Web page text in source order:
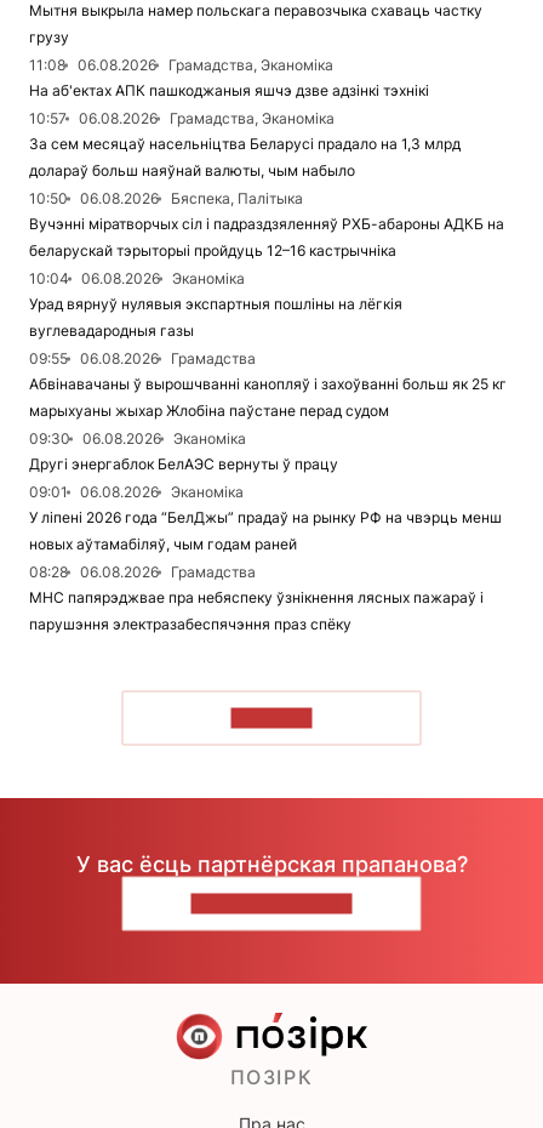
Мытня выкрыла намер польскага перавозчыка схаваць частку
грузу
11:08
06.08.2026
Грамадства, Эканоміка
На аб'ектах АПК пашкоджаныя яшчэ дзве адзінкі тэхнікі
10:57
06.08.2026
Грамадства, Эканоміка
За сем месяцаў насельніцтва Беларусі прадало на 1,3 млрд
долараў больш наяўнай валюты, чым набыло
10:50
06.08.2026
Бяспека, Палітыка
Вучэнні міратворчых сіл і падраздзяленняў РХБ-абароны АДКБ на
беларускай тэрыторыі пройдуць 12–16 кастрычніка
10:04
06.08.2026
Эканоміка
Урад вярнуў нулявыя экспартныя пошліны на лёгкія
вуглевадародныя газы
09:55
06.08.2026
Грамадства
Абвінавачаны ў вырошчванні канопляў і захоўванні больш як 25 кг
марыхуаны жыхар Жлобіна паўстане перад судом
09:30
06.08.2026
Эканоміка
Другі энергаблок БелАЭС вернуты ў працу
09:01
06.08.2026
Эканоміка
У ліпені 2026 года “БелДжы” прадаў на рынку РФ на чвэрць менш
новых аўтамабіляў, чым годам раней
08:28
06.08.2026
Грамадства
МНС папярэджвае пра небяспеку ўзнікнення лясных пажараў і
парушэння электразабеспячэння праз спёку
У вас ёсць партнёрская прапанова?
ПОЗІРК
Пра нас